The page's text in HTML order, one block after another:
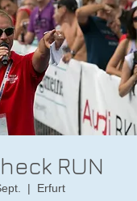
RUN
  |
Erfurt